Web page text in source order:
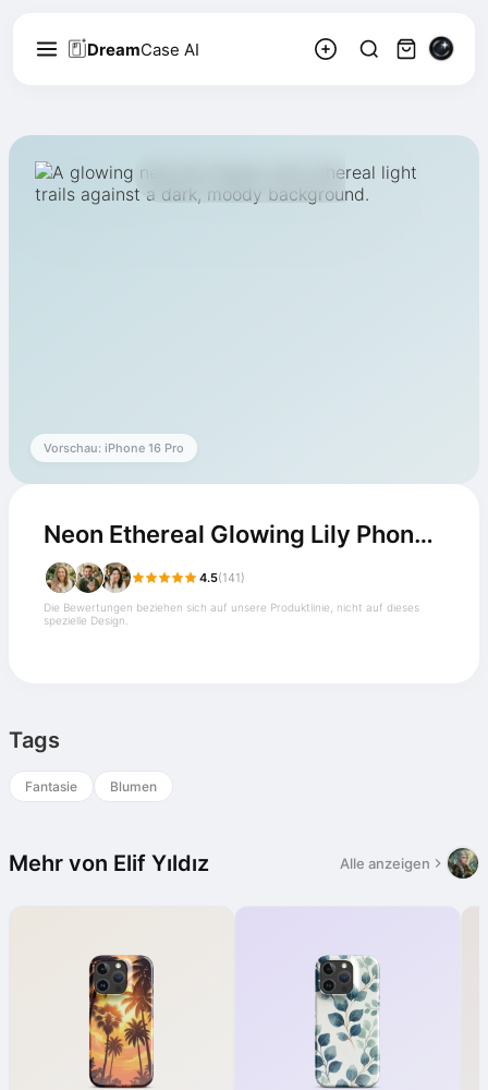
DreamCase AI
187 Folgen
Vorschau: iPhone 16 Pro
Neon Ethereal Glowing Lily Phone Case
4.5(141)
Die Bewertungen beziehen sich auf unsere Produktlinie, nicht auf dieses
spezielle Design.
Tags
Fantasie Blumen
Mehr von Elif Yıldız Alle anzeigen